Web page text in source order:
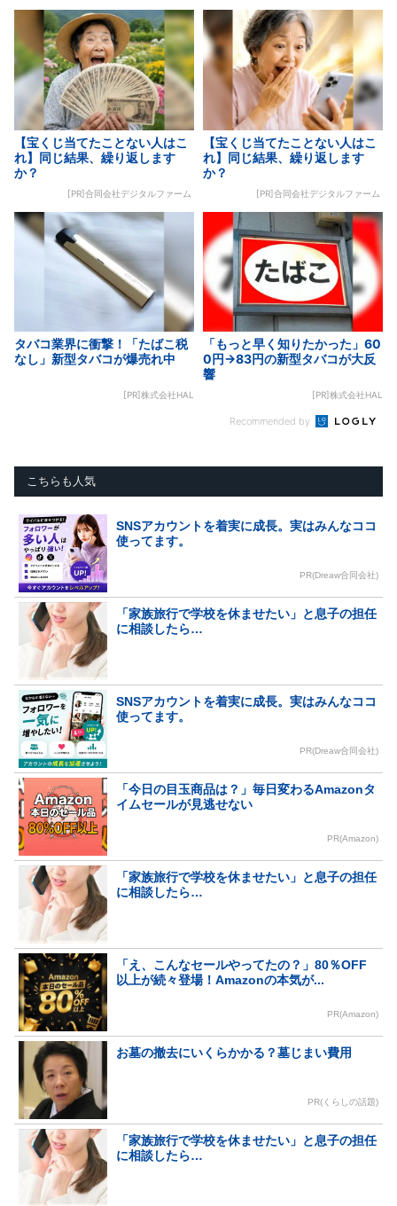
【宝くじ当てたことない人はこ
れ】同じ結果、繰り返します
か？
[PR]合同会社デジタルファーム
【宝くじ当てたことない人はこ
れ】同じ結果、繰り返します
か？
[PR]合同会社デジタルファーム
タバコ業界に衝撃！「たばこ税
なし」新型タバコが爆売れ中
[PR]株式会社HAL
「もっと早く知りたかった」60
0円→83円の新型タバコが大反
響
[PR]株式会社HAL
Recommended by
こちらも人気
SNSアカウントを着実に成長。実はみんなココ
使ってます。
PR(Dreaw合同会社)
「家族旅行で学校を休ませたい」と息子の担任
に相談したら…
SNSアカウントを着実に成長。実はみんなココ
使ってます。
PR(Dreaw合同会社)
「今日の目玉商品は？」毎日変わるAmazonタ
イムセールが見逃せない
PR(Amazon)
「家族旅行で学校を休ませたい」と息子の担任
に相談したら…
「え、こんなセールやってたの？」80％OFF
以上が続々登場！Amazonの本気が...
PR(Amazon)
お墓の撤去にいくらかかる？墓じまい費用
PR(くらしの話題)
「家族旅行で学校を休ませたい」と息子の担任
に相談したら…